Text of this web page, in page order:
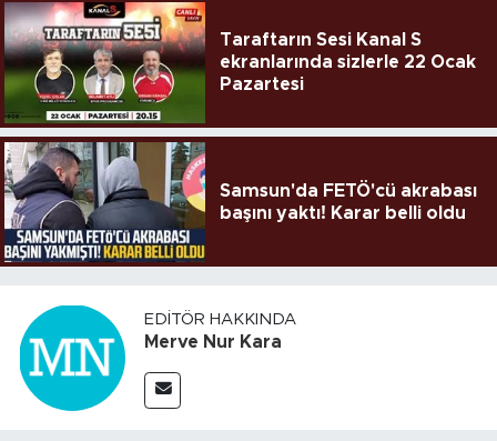
Taraftarın Sesi Kanal S
ekranlarında sizlerle 22 Ocak
Pazartesi
Samsun'da FETÖ'cü akrabası
başını yaktı! Karar belli oldu
EDITÖR HAKKINDA
Merve Nur Kara